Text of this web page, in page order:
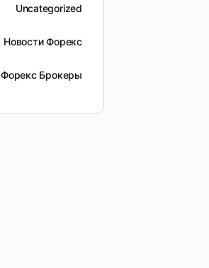
Uncategorized
Новости Форекс
Форекс Брокеры